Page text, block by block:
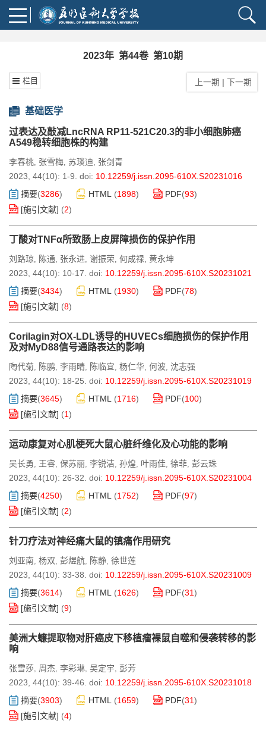
2023年 第44卷 第10期
栏目 上一期 | 下一期
基础医学
过表达及敲减LncRNA RP11-521C20.3的非小细胞肺癌
A549稳转细胞株的构建
李春桃, 张雪梅, 苏琰迪, 张剑青
2023, 44(10): 1-9. doi: 10.12259/j.issn.2095-610X.S20231016
摘要(3286) HTML (1898) PDF(93)
[施引文献] (2)
丁酸对TNFα所致肠上皮屏障损伤的保护作用
刘路琼, 陈通, 张永进, 谢振荣, 何成禄, 黄永坤
2023, 44(10): 10-17. doi: 10.12259/j.issn.2095-610X.S20231021
摘要(3434) HTML (1930) PDF(78)
[施引文献] (8)
Corilagin对OX-LDL诱导的HUVECs细胞损伤的保护作用
及对MyD88信号通路表达的影响
陶代菊, 陈鹏, 李雨晴, 陈临宜, 杨仁华, 何波, 沈志强
2023, 44(10): 18-25. doi: 10.12259/j.issn.2095-610X.S20231019
摘要(3645) HTML (1716) PDF(100)
[施引文献] (1)
运动康复对心肌梗死大鼠心脏纤维化及心功能的影响
吴长勇, 王睿, 保苏丽, 李锐洁, 孙煌, 叶雨佳, 徐菲, 彭云珠
2023, 44(10): 26-32. doi: 10.12259/j.issn.2095-610X.S20231004
摘要(4250) HTML (1752) PDF(97)
[施引文献] (2)
针刀疗法对神经痛大鼠的镇痛作用研究
刘亚南, 杨双, 彭煜航, 陈静, 徐世莲
2023, 44(10): 33-38. doi: 10.12259/j.issn.2095-610X.S20231009
摘要(3614) HTML (1626) PDF(31)
[施引文献] (9)
美洲大蠊提取物对肝癌皮下移植瘤裸鼠自噬和侵袭转移的影
响
张雪莎, 周杰, 李彩琳, 吴定宇, 彭芳
2023, 44(10): 39-46. doi: 10.12259/j.issn.2095-610X.S20231018
摘要(3903) HTML (1659) PDF(31)
[施引文献] (4)